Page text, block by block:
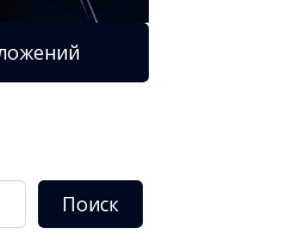
Поиск